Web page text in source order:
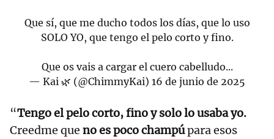
Que sí, que me ducho todos los días, que lo uso
SOLO YO, que tengo el pelo corto y fino.
Que os vais a cargar el cuero cabelludo...
— Kai 🌿 (@ChimmyKai) 16 de junio de 2025
“Tengo el pelo corto, fino y solo lo usaba yo.
Creedme que no es poco champúpara esos